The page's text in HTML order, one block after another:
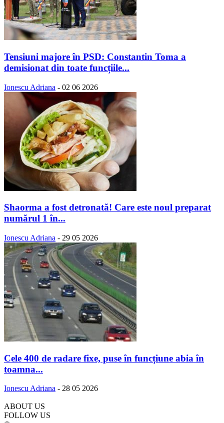
Tensiuni majore în PSD: Constantin Toma a
demisionat din toate funcțiile...
Ionescu Adriana - 02 06 2026
Shaorma a fost detronată! Care este noul preparat
numărul 1 în...
Ionescu Adriana - 29 05 2026
Cele 400 de radare fixe, puse în funcțiune abia în
toamna...
Ionescu Adriana - 28 05 2026
ABOUT US
FOLLOW US